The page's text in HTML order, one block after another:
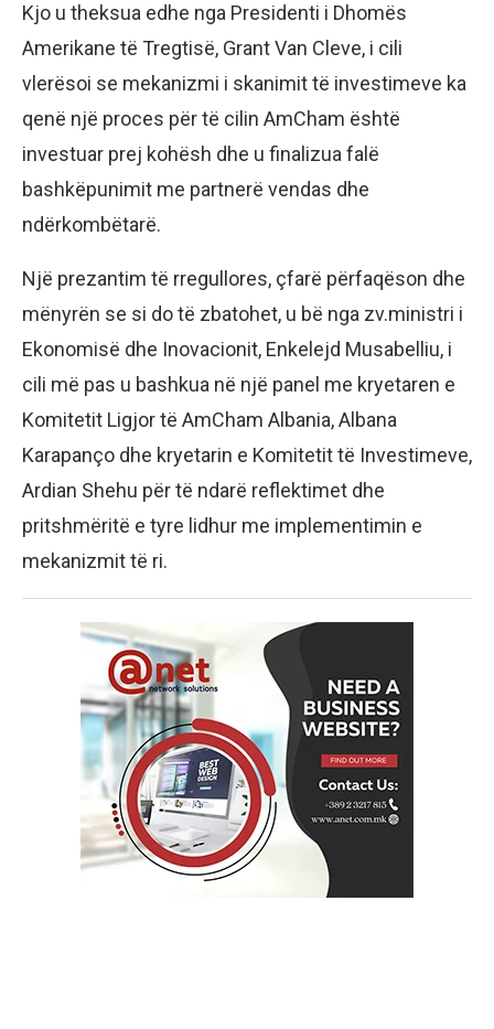
Kjo u theksua edhe nga Presidenti i Dhomës
Amerikane të Tregtisë, Grant Van Cleve, i cili
vlerësoi se mekanizmi i skanimit të investimeve ka
qenë një proces për të cilin AmCham është
investuar prej kohësh dhe u finalizua falë
bashkëpunimit me partnerë vendas dhe
ndërkombëtarë.
Një prezantim të rregullores, çfarë përfaqëson dhe
mënyrën se si do të zbatohet, u bë nga zv.ministri i
Ekonomisë dhe Inovacionit, Enkelejd Musabelliu, i
cili më pas u bashkua në një panel me kryetaren e
Komitetit Ligjor të AmCham Albania, Albana
Karapanço dhe kryetarin e Komitetit të Investimeve,
Ardian Shehu për të ndarë reflektimet dhe
pritshmëritë e tyre lidhur me implementimin e
mekanizmit të ri.